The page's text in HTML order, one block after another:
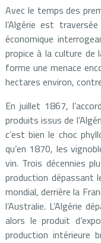
Avec le temps des
l’Algérie est
économique
propice à la culture de
forme une menace
hectares environ,
En juillet 1867,
produits issus de
c’est bien le choc
qu’en 1870, les
vin. Trois décennies
production dépassant
mondial, derrière la
l’Australie. L’Algérie
alors le produit
production intérieure